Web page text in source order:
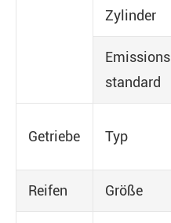
Zylinder
Emissions
standard
Getriebe Typ
Reifen Größe